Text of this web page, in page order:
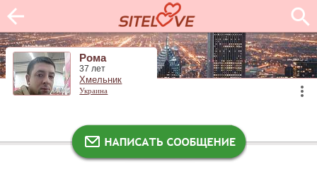
Рома
37 лет
Хмельник
Украина